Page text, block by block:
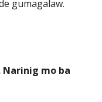
gumagalaw.
Narinig mo ba